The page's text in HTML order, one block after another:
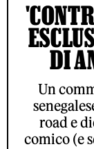
DI
Un
road e
comico (e